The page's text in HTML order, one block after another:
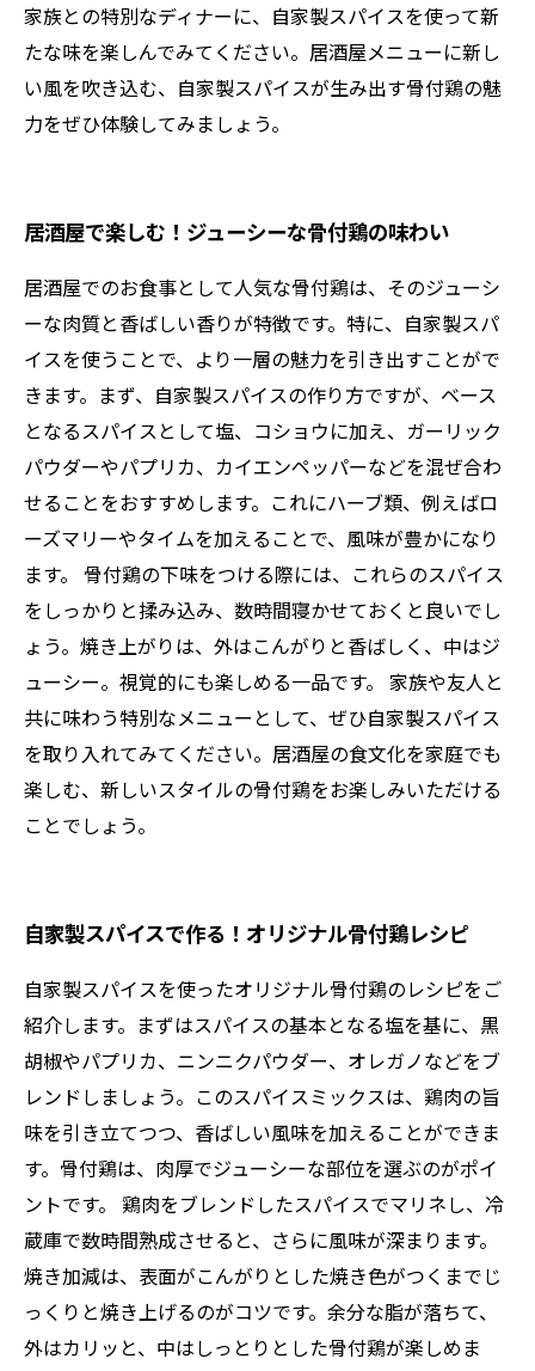
家族との特別なディナーに、自家製スパイスを使って新
たな味を楽しんでみてください。居酒屋メニューに新し
い風を吹き込む、自家製スパイスが生み出す骨付鶏の魅
力をぜひ体験してみましょう。
居酒屋で楽しむ！ジューシーな骨付鶏の味わい
居酒屋でのお食事として人気な骨付鶏は、そのジューシ
ーな肉質と香ばしい香りが特徴です。特に、自家製スパ
イスを使うことで、より一層の魅力を引き出すことがで
きます。まず、自家製スパイスの作り方ですが、ベース
となるスパイスとして塩、コショウに加え、ガーリック
パウダーやパプリカ、カイエンペッパーなどを混ぜ合わ
せることをおすすめします。これにハーブ類、例えばロ
ーズマリーやタイムを加えることで、風味が豊かになり
ます。 骨付鶏の下味をつける際には、これらのスパイス
をしっかりと揉み込み、数時間寝かせておくと良いでし
ょう。焼き上がりは、外はこんがりと香ばしく、中はジ
ューシー。視覚的にも楽しめる一品です。 家族や友人と
共に味わう特別なメニューとして、ぜひ自家製スパイス
を取り入れてみてください。居酒屋の食文化を家庭でも
楽しむ、新しいスタイルの骨付鶏をお楽しみいただける
ことでしょう。
自家製スパイスで作る！オリジナル骨付鶏レシピ
自家製スパイスを使ったオリジナル骨付鶏のレシピをご
紹介します。まずはスパイスの基本となる塩を基に、黒
胡椒やパプリカ、ニンニクパウダー、オレガノなどをブ
レンドしましょう。このスパイスミックスは、鶏肉の旨
味を引き立てつつ、香ばしい風味を加えることができま
す。骨付鶏は、肉厚でジューシーな部位を選ぶのがポイ
ントです。 鶏肉をブレンドしたスパイスでマリネし、冷
蔵庫で数時間熟成させると、さらに風味が深まります。
焼き加減は、表面がこんがりとした焼き色がつくまでじ
っくりと焼き上げるのがコツです。余分な脂が落ちて、
外はカリッと、中はしっとりとした骨付鶏が楽しめま